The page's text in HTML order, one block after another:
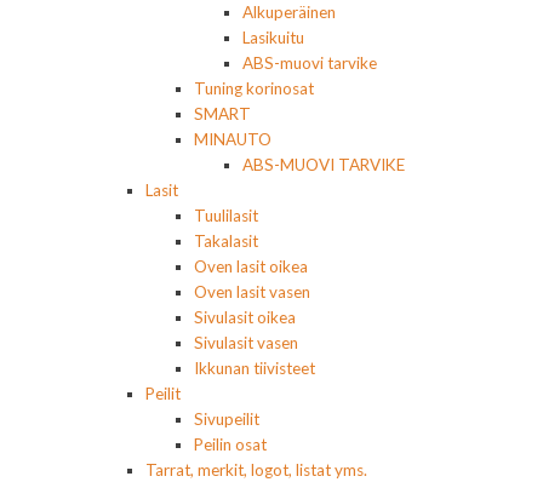
Alkuperäinen
Lasikuitu
ABS-muovi tarvike
Tuning korinosat
SMART
MINAUTO
ABS-MUOVI TARVIKE
Lasit
Tuulilasit
Takalasit
Oven lasit oikea
Oven lasit vasen
Sivulasit oikea
Sivulasit vasen
Ikkunan tiivisteet
Peilit
Sivupeilit
Peilin osat
Tarrat, merkit, logot, listat yms.